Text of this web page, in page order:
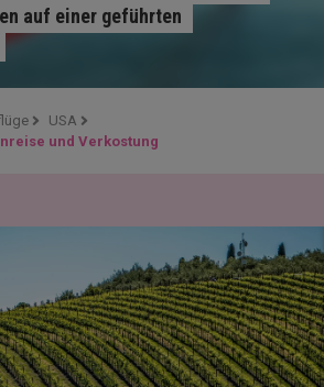
auf einer geführten
USA
und Verkostung